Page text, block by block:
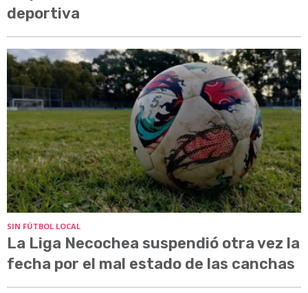
deportiva
SIN FÚTBOL LOCAL
La Liga Necochea suspendió otra vez la
fecha por el mal estado de las canchas